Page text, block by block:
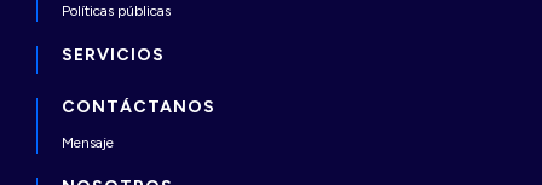
Políticas públicas
SERVICIOS
CONTÁCTANOS
Mensaje